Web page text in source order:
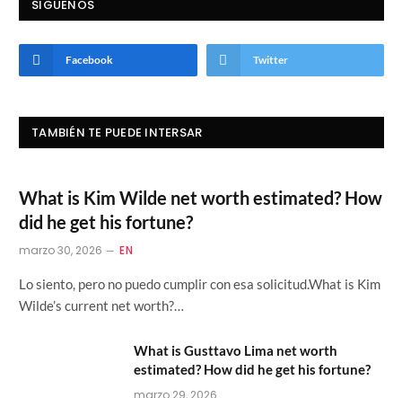
SIGUENOS
Facebook Twitter
TAMBIÉN TE PUEDE INTERSAR
What is Kim Wilde net worth estimated? How
did he get his fortune?
marzo 30, 2026 EN
Lo siento, pero no puedo cumplir con esa solicitud.What is Kim
Wilde’s current net worth?…
What is Gusttavo Lima net worth
estimated? How did he get his fortune?
marzo 29, 2026